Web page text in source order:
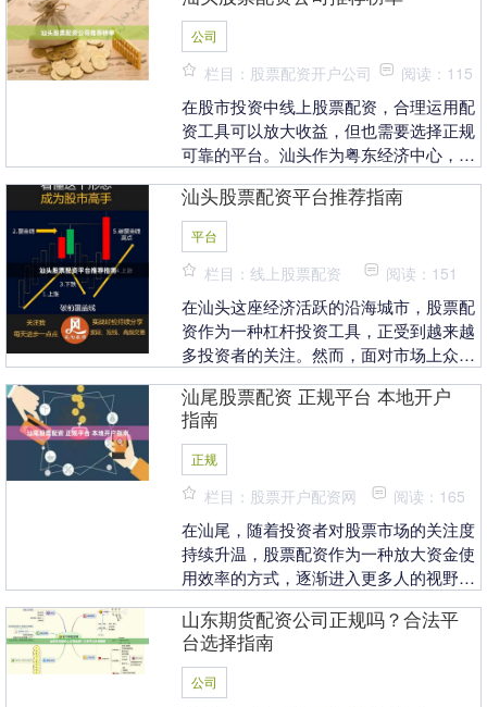
公司
栏目：股票配资开户公司 阅读：115
在股市投资中线上股票配资，合理运用配
资工具可以放大收益，但也需要选择正规
可靠的平台。汕头作为粤东经济中心，股
头地区值得关注的....
汕头股票配资平台推荐指南
平台
栏目：线上股票配资 阅读：151
在汕头这座经济活跃的沿海城市，股票配
资作为一种杠杆投资工具，正受到越来越
多投资者的关注。然而，面对市场上众多
服务优质的配资机....
汕尾股票配资 正规平台 本地开户
指南
正规
栏目：股票开户配资网 阅读：165
在汕尾，随着投资者对股票市场的关注度
持续升温，股票配资作为一种放大资金使
用效率的方式，逐渐进入更多人的视野。
择正规渠道、完成....
山东期货配资公司正规吗？合法平
台选择指南
公司